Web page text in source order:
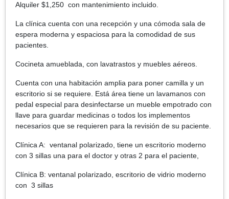
Alquiler $1,250 con mantenimiento incluido.
La clínica cuenta con una recepción y una cómoda sala de
espera moderna y espaciosa para la comodidad de sus
pacientes.
Cocineta amueblada, con lavatrastos y muebles aéreos.
Cuenta con una habitación amplia para poner camilla y un
escritorio si se requiere. Está área tiene un lavamanos con
pedal especial para desinfectarse un mueble empotrado con
llave para guardar medicinas o todos los implementos
necesarios que se requieren para la revisión de su paciente.
Clínica A: ventanal polarizado, tiene un escritorio moderno
con 3 sillas una para el doctor y otras 2 para el paciente,
Clínica B: ventanal polarizado, escritorio de vidrio moderno
con 3 sillas